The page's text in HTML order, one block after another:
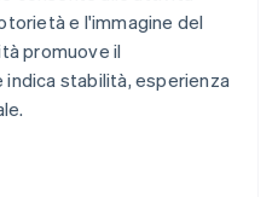
e l'immagine del
promuove il
stabilità, esperienza